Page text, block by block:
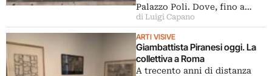
Palazzo Poli. Dove, fino a…
di Luigi Capano
ARTI VISIVE
Giambattista Piranesi oggi. La
collettiva a Roma
A trecento anni di distanza